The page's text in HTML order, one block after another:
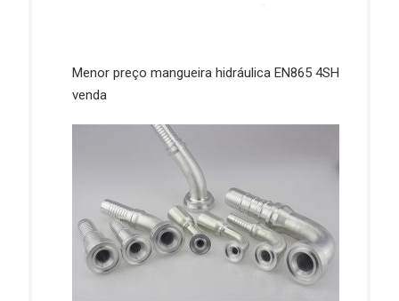
Menor preço mangueira hidráulica EN865 4SH
venda